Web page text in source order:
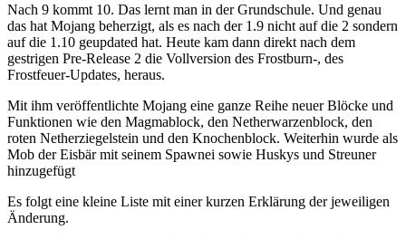
Nach 9 kommt 10. Das lernt man in der Grundschule. Und genau
das hat Mojang beherzigt, als es nach der 1.9 nicht auf die 2 sondern
auf die 1.10 geupdated hat. Heute kam dann direkt nach dem
gestrigen Pre-Release 2 die Vollversion des Frostburn-, des
Frostfeuer-Updates, heraus.
Mit ihm veröffentlichte Mojang eine ganze Reihe neuer Blöcke und
Funktionen wie den Magmablock, den Netherwarzenblock, den
roten Netherziegelstein und den Knochenblock. Weiterhin wurde als
Mob der Eisbär mit seinem Spawnei sowie Huskys und Streuner
hinzugefügt
Es folgt eine kleine Liste mit einer kurzen Erklärung der jeweiligen
Änderung.